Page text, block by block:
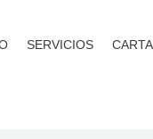
SERVICIOS CARTA